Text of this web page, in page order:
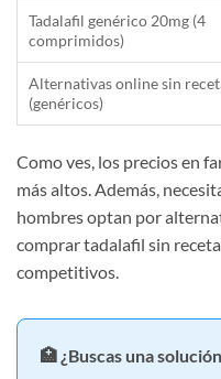
Tadalafil genérico 20mg (4
comprimidos)
Alternativas online sin
(genéricos)
Como ves, los precios en
más altos. Además,
hombres optan por
comprar tadalafil sin
competitivos.
🏥 ¿Buscas una